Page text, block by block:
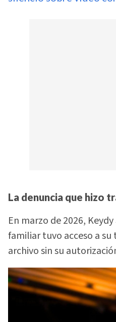
La denuncia que hizo
En marzo de 2026,
familiar tuvo acceso a
archivo sin su